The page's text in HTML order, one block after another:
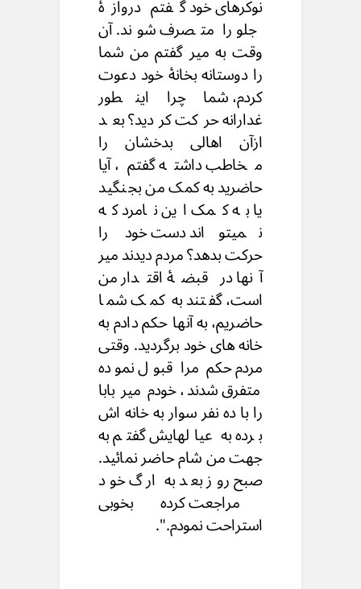
نوکرهای خود گفتم دروازۀ
جلو را متصرف شوند. آن
وقت به میر گفتم من شما
را دوستانه بخانۀ خود دعوت
کردم، شما چرا اینطور
غدارانه حرکت کردید؟ بعد
ازآن اهالی بدخشان را
مخاطب داشته گفتم، آیا
حاضرید به کمک من بجنگید
یا به کمک این نامرد که
نمیتواند دست خود را
حرکت بدهد؟ مردم دیدند میر
آنها در قبضۀ اقتدار من
است، گفتند به کمک شما
حاضریم، به آنها حکم دادم به
خانه های خود برگردید. وقتی
مردم حکم مرا قبول نموده
متفرق شدند، خودم میر بابا
را با ده نفر سوار به خانه اش
برده به عیالهایش گفتم به
جهت من شام حاضر نمائید.
صبح روز بعد به ارگ خود
مراجعت کرده بخوبی
استراحت نمودم.".